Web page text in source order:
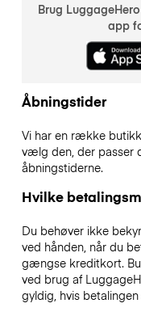
Brug
app
Åbningstider
Vi har en række
vælg den, der passer
åbningstiderne.
Hvilke
Du behøver ikke
ved hånden, når du
gængse kreditkort.
ved brug af
gyldig, hvis